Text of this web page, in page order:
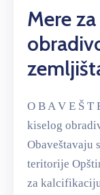
Mere
O B A V E Š T
kiselog
Obaveštavaju
teritorije
za